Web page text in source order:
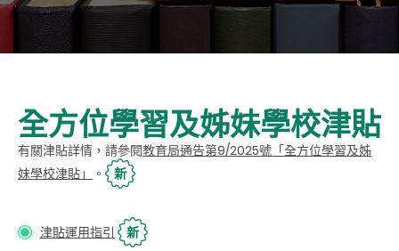
全方位學習及姊妹學校津貼
有關津貼詳情，請參閱教育局通告第9/2025號「全方位學習及姊
妹學校津貼」
。 新
津貼運用指引 新